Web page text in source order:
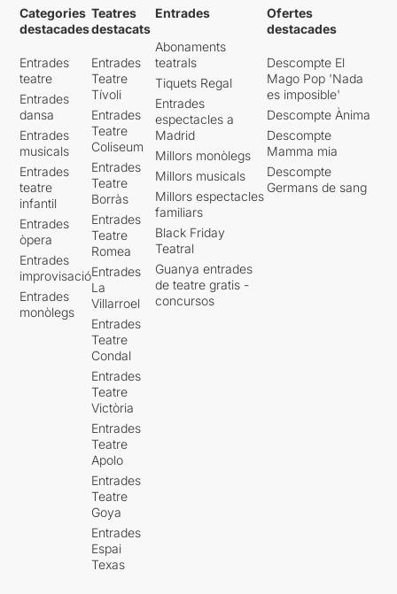
Categories
destacades
Entrades
teatre
Entrades
dansa
Entrades
musicals
Entrades
teatre
infantil
Entrades
òpera
Entrades
improvisació
Entrades
monòlegs
Teatres
destacats
Entrades
Teatre
Tívoli
Entrades
Teatre
Coliseum
Entrades
Teatre
Borràs
Entrades
Teatre
Romea
Entrades
La
Villarroel
Entrades
Teatre
Condal
Entrades
Teatre
Victòria
Entrades
Teatre
Apolo
Entrades
Teatre
Goya
Entrades
Espai
Texas
Entrades
Abonaments
teatrals
Tiquets Regal
Entrades
espectacles a
Madrid
Millors monòlegs
Millors musicals
Millors espectacles
familiars
Black Friday
Teatral
Guanya entrades
de teatre gratis -
concursos
Ofertes
destacades
Descompte El
Mago Pop 'Nada
es imposible'
Descompte Ànima
Descompte
Mamma mia
Descompte
Germans de sang